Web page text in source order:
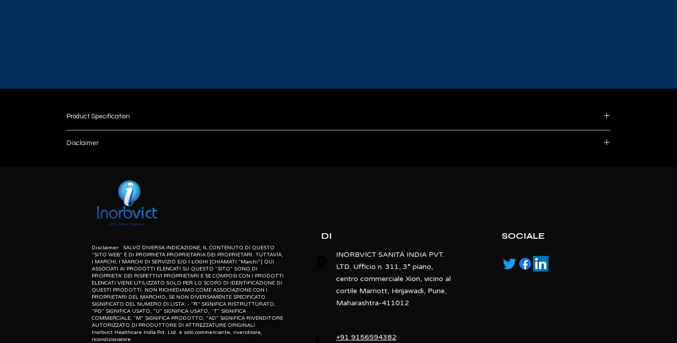
Product Specification
Brand
Product Description
The OS 4 surgical platform uses the laws of physics and fluidics to make eye surgery safer, easier and more efficient than it has ever been. The core piece of the
device is the three-pump system with vacuum and flow control and the innovative SPEEPMode that ensures highly precise manoeuvres.
Disclaimer
herein associated with the products listed on this” website” are the property of their respective owners and if they appear with the listed products, it is only used for the
purpose of identification of those products. we do not claim as association with the mark owners, unless otherwise so specified.
meaning of list number: - “r” means refurbished, “po” means preowned, “u” means used, “t” means trading, “m” means own manufactured, “ad” means authorised
dealer of original equipment manufacturer.
Disclaimer SALVO DIVERSA INDICAZIONE, IL CONTENUTO DI QUESTO
“SITO WEB” È DI PROPRIETÀ PROPRIETARIA DEI PROPRIETARI. TUTTAVIA,
I MARCHI, I MARCHI DI SERVIZIO E/O I LOGHI [CHIAMATI “Marchi”] QUI
ASSOCIATI AI PRODOTTI ELENCATI SU QUESTO “SITO” SONO DI
PROPRIETA' DEI RISPETTIVI PROPRIETARI E SE COMPOSI CON I PRODOTTI
ELENCATI VIENE UTILIZZATO SOLO PER LO SCOPO DI IDENTIFICAZIONE DI
QUESTI PRODOTTI. NON RICHIEDIAMO COME ASSOCIAZIONE CON I
PROPRIETARI DEL MARCHIO, SE NON DIVERSAMENTE SPECIFICATO.
SIGNIFICATO DEL NUMERO DI LISTA: - “R” SIGNIFICA RISTRUTTURATO,
“PO” SIGNIFICA USATO, “U” SIGNIFICA USATO, “T” SIGNIFICA
COMMERCIALE, “M” SIGNIFICA PRODOTTO, “AD” SIGNIFICA RIVENDITORE
AUTORIZZATO DI PRODUTTORE DI ATTREZZATURE ORIGINALI.
Inorbvict Healthcare India Pvt. Ltd. è solo commerciante, rivenditore,
ricondizionatore.
DI
INORBVICT SANITÀ INDIA PVT.
LTD. Ufficio n. 311, 3° piano,
centro commerciale Xion, vicino al
cortile Marriott, Hinjawadi, Pune,
Maharashtra-411012
+91 9156594382
SOCIALE